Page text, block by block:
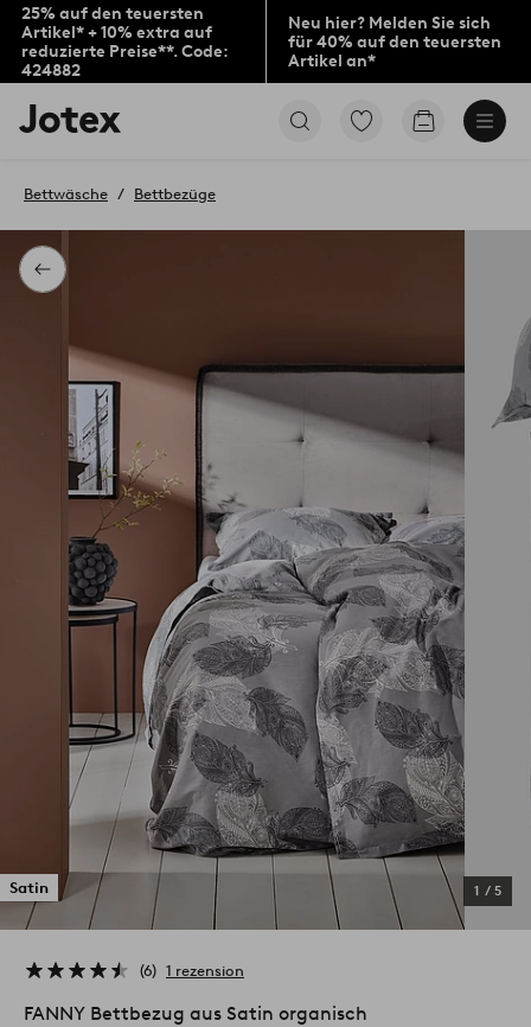
25% auf den teuersten
Artikel* + 10% extra auf
reduzierte Preise**. Code:
424882
Neu hier? Melden Sie sich
für 40% auf den teuersten
Artikel an*
Jotex-
Logo
Startseite
Zu
Produkten
Zum
Zurück
Bettwäsche Bettbezüge
Satin 1 / 5
6 1 rezension
FANNY Bettbezug aus Satin organisch